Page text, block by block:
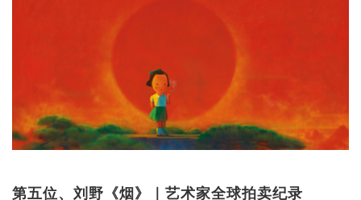
第五位、刘野《烟》｜艺术家全球拍卖纪录